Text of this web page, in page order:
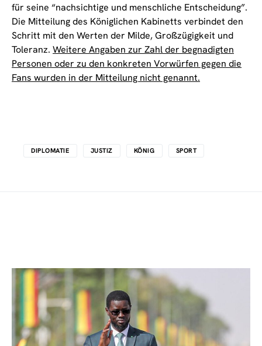
für seine “nachsichtige und menschliche Entscheidung”.
Die Mitteilung des Königlichen Kabinetts verbindet den
Schritt mit den Werten der Milde, Großzügigkeit und
Toleranz. Weitere Angaben zur Zahl der begnadigten
Personen oder zu den konkreten Vorwürfen gegen die
Fans wurden in der Mitteilung nicht genannt.
DIPLOMATIE JUSTIZ KÖNIG SPORT